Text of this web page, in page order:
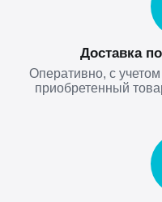
Доставка
Оперативно, с
приобретенный